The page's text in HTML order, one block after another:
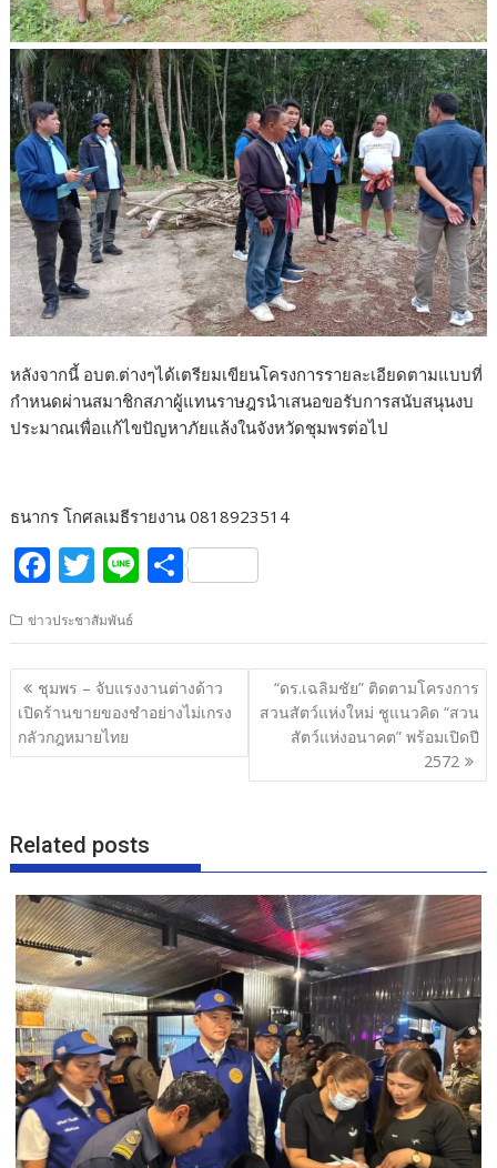
หลังจากนี้ อบต.ต่างๆได้เตรียมเขียนโครงการรายละเอียดตามแบบที่
กำหนดผ่านสมาชิกสภาผู้แทนราษฎรนำเสนอขอรับการสนับสนุนงบ
ประมาณเพื่อแก้ไขปัญหาภัยแล้งในจังหวัดชุมพรต่อไป
ธนากร โกศลเมธีรายงาน 0818923514
F
e
b
o
o
T
itt
er
Li
e
S
ar
e
ข่าวประชาสัมพันธ์
แนะแนว
เรื่อง
ชุมพร – จับแรงงานต่างด้าว
เปิดร้านขายของชำอย่างไม่เกรง
กลัวกฎหมายไทย
“ดร.เฉลิมชัย” ติดตามโครงการ
สวนสัตว์แห่งใหม่ ชูแนวคิด “สวน
สัตว์แห่งอนาคต” พร้อมเปิดปี
2572
Related posts